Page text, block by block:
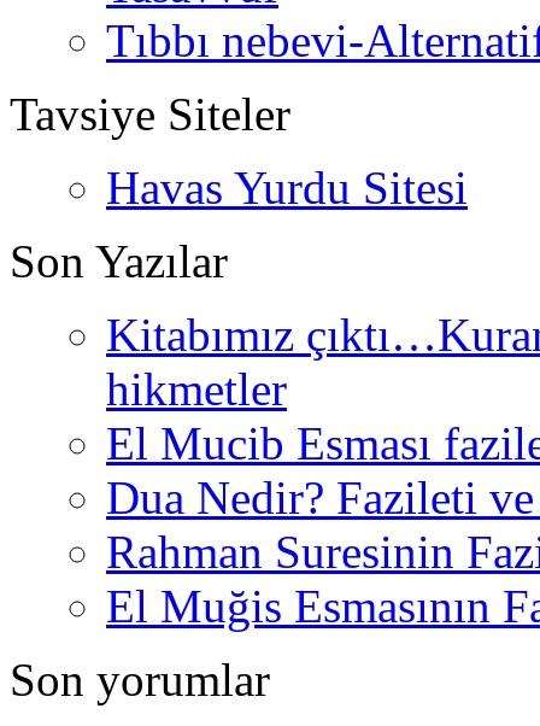
Tıbbı nebevi-
Tavsiye Siteler
Havas Yurdu Sitesi
Son Yazılar
Kitabımız
hikmetler
El Mucib Esması
Dua Nedir? Fazileti
Rahman Suresinin
El Muğis Esmasının
Son yorumlar